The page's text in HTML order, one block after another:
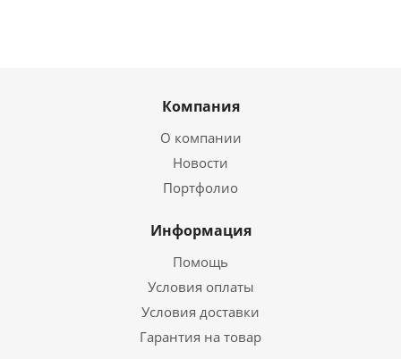
Компания
О компании
Новости
Портфолио
Информация
Помощь
Условия оплаты
Условия доставки
Гарантия на товар